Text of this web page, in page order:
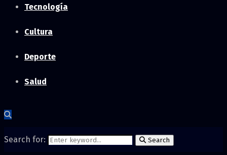
Tecnología
Cultura
Deporte
Salud
Search for: Search